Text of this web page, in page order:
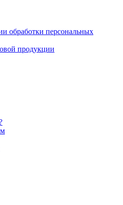
обработки персональных
продукции